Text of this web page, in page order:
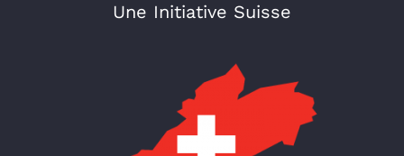
Une Initiative Suisse